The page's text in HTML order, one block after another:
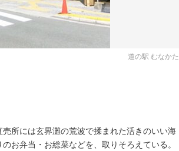
道の駅 むなかた
所には玄界灘の荒波で揉まれた活きのいい海
お弁当・お総菜などを、取りそろえている。